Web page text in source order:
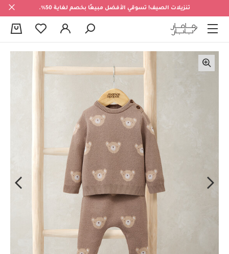
تنزيلات الصيف! تسوقي الأفضل مبيعًا بخصم لغاية 50%.